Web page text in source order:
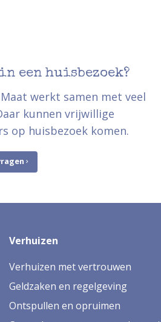
een huisbezoek?
werkt samen met veel
kunnen vrijwillige
op huisbezoek komen.
Verhuizen
Verhuizen met vertrouwen
Geldzaken en regelgeving
Ontspullen en opruimen